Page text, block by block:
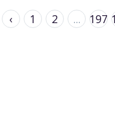
‹ 1 2 ... 197